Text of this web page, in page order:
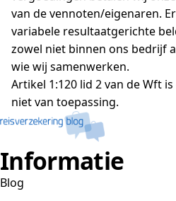
van de vennoten/eigenaren.
variabele resultaatgerichte
zowel niet binnen ons bedrijf
wie wij samenwerken.
Artikel 1:120 lid 2 van de Wft
niet van toepassing.
Informatie
Blog